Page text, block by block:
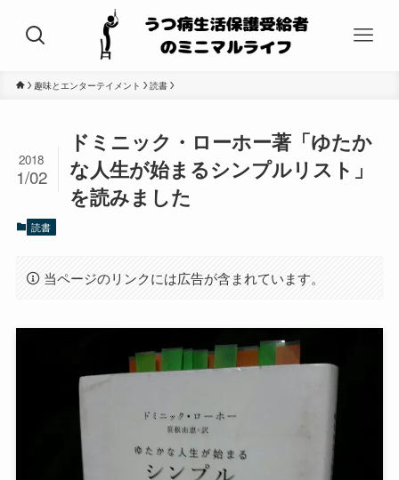
趣味とエンターテイメント 読書
ドミニック・ローホー著「ゆたか
な人生が始まるシンプルリスト」
を読みました
2018
1/02
読書
当ページのリンクには広告が含まれています。